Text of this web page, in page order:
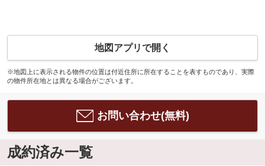
地図アプリで開く
※地図上に表示される物件の位置は付近住所に所在することを表すものであり、実際
の物件所在地とは異なる場合がございます。
お問い合わせ(無料)
成約済み一覧